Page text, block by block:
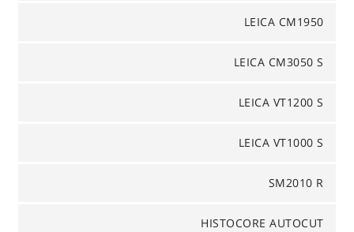
LEICA CM1950
LEICA CM3050 S
LEICA VT1200 S
LEICA VT1000 S
SM2010 R
HISTOCORE AUTOCUT